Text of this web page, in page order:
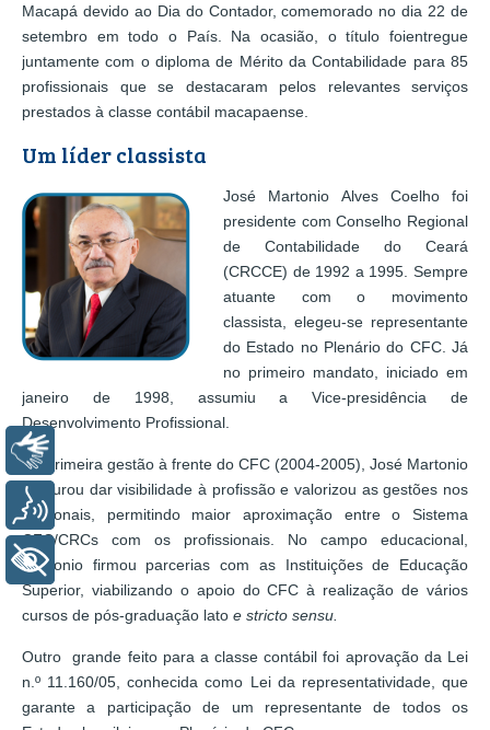
Macapá devido ao Dia do Contador, comemorado no dia 22 de
setembro em todo o País. Na ocasião, o título foientregue
juntamente com o diploma de Mérito da Contabilidade para 85
profissionais que se destacaram pelos relevantes serviços
prestados à classe contábil macapaense.
Um líder classista
José Martonio Alves Coelho foi
presidente com Conselho Regional
de Contabilidade do Ceará
(CRCCE) de 1992 a 1995. Sempre
atuante com o movimento
classista, elegeu-se representante
do Estado no Plenário do CFC. Já
no primeiro mandato, iniciado em
janeiro de 1998, assumiu a Vice-presidência de
Desenvolvimento Profissional.
Na primeira gestão à frente do CFC (2004-2005), José Martonio
procurou dar visibilidade à profissão e valorizou as gestões nos
Regionais, permitindo maior aproximação entre o Sistema
CFC/CRCs com os profissionais. No campo educacional,
Martonio firmou parcerias com as Instituições de Educação
Superior, viabilizando o apoio do CFC à realização de vários
cursos de pós-graduação lato e stricto sensu.
Outro grande feito para a classe contábil foi aprovação da Lei
n.º 11.160/05, conhecida como Lei da representatividade, que
garante a participação de um representante de todos os
Voz
+ Acessibilidade